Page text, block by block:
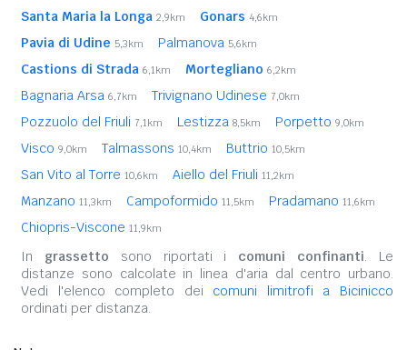
Santa Maria la Longa 2,9km Gonars 4,6km
Pavia di Udine 5,3km Palmanova 5,6km
Castions di Strada 6,1km Mortegliano 6,2km
Bagnaria Arsa 6,7km Trivignano Udinese 7,0km
Pozzuolo del Friuli 7,1km Lestizza 8,5km Porpetto 9,0km
Visco 9,0km Talmassons 10,4km Buttrio 10,5km
San Vito al Torre 10,6km Aiello del Friuli 11,2km
Manzano 11,3km Campoformido 11,5km Pradamano 11,6km
Chiopris-Viscone 11,9km
In grassetto sono riportati i comuni confinanti. Le
distanze sono calcolate in linea d'aria dal centro urbano.
Vedi l'elenco completo dei comuni limitrofi a Bicinicco
ordinati per distanza.